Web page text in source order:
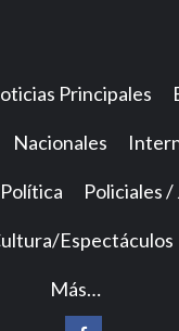
Principales
Nacionales
Política Policiales /
Espectáculos
Más…